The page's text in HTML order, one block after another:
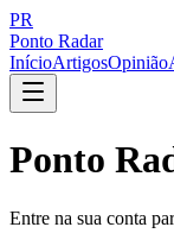
PR
Ponto Radar
InícioArtigosOpinião
Ponto
Entre na sua conta